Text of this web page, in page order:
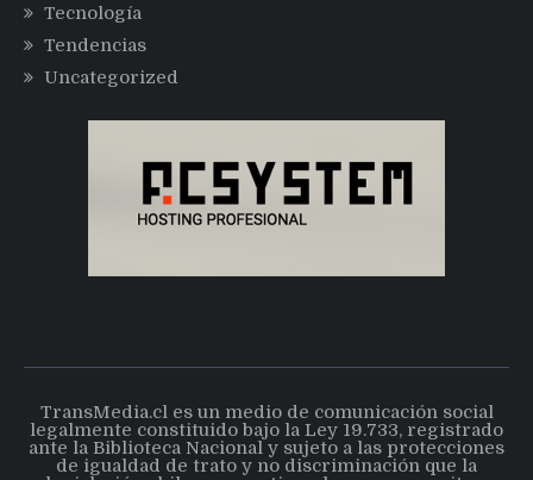
Tecnología
Tendencias
Uncategorized
TransMedia.cl es un medio de comunicación social
legalmente constituido bajo la Ley 19.733, registrado
ante la Biblioteca Nacional y sujeto a las protecciones
de igualdad de trato y no discriminación que la